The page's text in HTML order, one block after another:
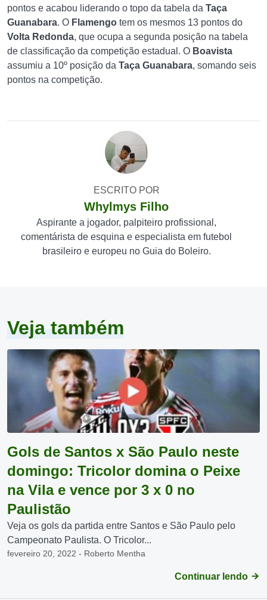
pontos e acabou liderando o topo da tabela da Taça
Guanabara. O Flamengo tem os mesmos 13 pontos do
Volta Redonda, que ocupa a segunda posição na tabela
de classificação da competição estadual. O Boavista
assumiu a 10º posição da Taça Guanabara, somando seis
pontos na competição.
ESCRITO POR
Whylmys Filho
Aspirante a jogador, palpiteiro profissional,
comentárista de esquina e especialista em futebol
brasileiro e europeu no Guia do Boleiro.
Veja também
Gols de Santos x São Paulo neste
domingo: Tricolor domina o Peixe
na Vila e vence por 3 x 0 no
Paulistão
Veja os gols da partida entre Santos e São Paulo pelo
Campeonato Paulista. O Tricolor...
fevereiro 20, 2022 - Roberto Mentha
Continuar lendo